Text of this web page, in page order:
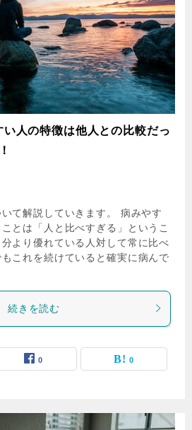
い人の特徴は他人との比較だっ
て解説していきます。 病みやす
とは「人と比べすぎる」というこ
より優れている人対して常に比べ
これを続けていると確実に病んで
続きを読む
0 0